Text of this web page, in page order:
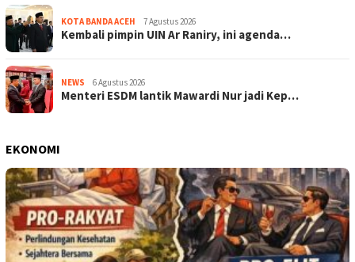
KOTA BANDA ACEH 7 Agustus 2026
Kembali pimpin UIN Ar Raniry, ini agenda…
NEWS 6 Agustus 2026
Menteri ESDM lantik Mawardi Nur jadi Kep…
EKONOMI